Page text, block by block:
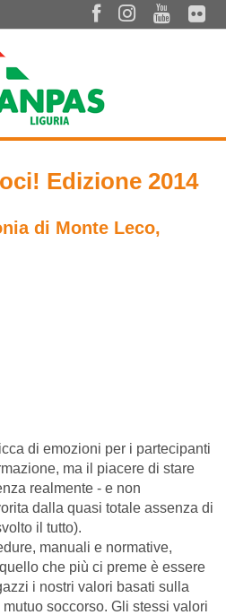
  
Edizione 2014
di Monte Leco,
di emozioni per i partecipanti
ma il piacere di stare
realmente - e non
dalla quasi totale assenza di
il tutto).
manuali e normative,
che più ci preme è essere
i nostri valori basati sulla
soccorso. Gli stessi valori